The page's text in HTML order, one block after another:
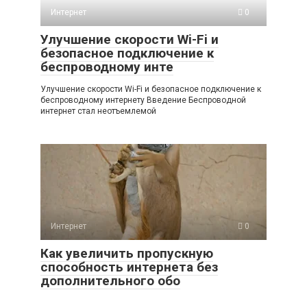
Интернет
0
Улучшение скорости Wi-Fi и
безопасное подключение к
беспроводному инте
Улучшение скорости Wi-Fi и безопасное подключение к
беспроводному интернету Введение Беспроводной
интернет стал неотъемлемой
Интернет 0
Как увеличить пропускную
способность интернета без
дополнительного обо